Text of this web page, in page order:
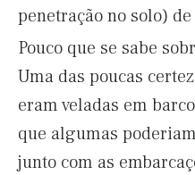
penetração no solo)
Pouco que se sabe
Uma das poucas
eram veladas em
que algumas
junto com as